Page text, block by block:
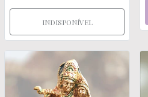
INDISPONÍVEL